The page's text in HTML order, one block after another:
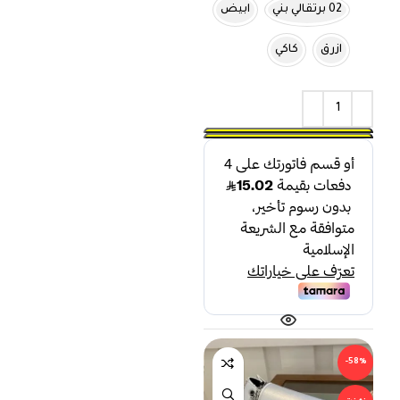
02 برتقالي بني ابيض
ازرق كاكي
-58%